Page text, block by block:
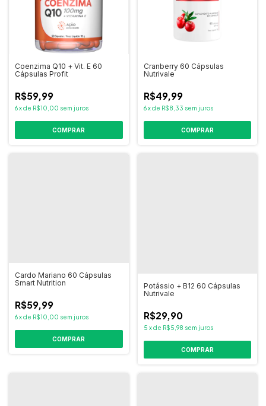
Coenzima Q10 + Vit. E 60
Cápsulas Profit
R$59,99
6xde R$10,00 sem juros
COMPRAR
Cranberry 60 Cápsulas
Nutrivale
R$49,99
6 xde R$8,33 sem juros
COMPRAR
Cardo Mariano 60 Cápsulas
Smart Nutrition
R$59,99
6xde R$10,00 sem juros
COMPRAR
Potássio + B12 60 Cápsulas
Nutrivale
R$29,90
5 xde R$5,98 sem juros